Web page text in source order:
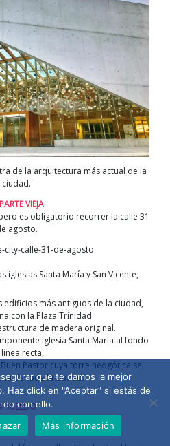
de la arquitectura más actual de la
ciudad.
VIEJA
es obligatorio recorrer la calle 31
agosto.
Santa María y San Vicente,
más antiguos de la ciudad,
con la Plaza Trinidad.
de madera original.
iglesia Santa María al fondo
línea recta,
Pastor cuya torre neogótica se
de toda la ciudad.
IGELDO
que te damos la mejor
Haz click en "Aceptar" si estás de
con ello.
Más información